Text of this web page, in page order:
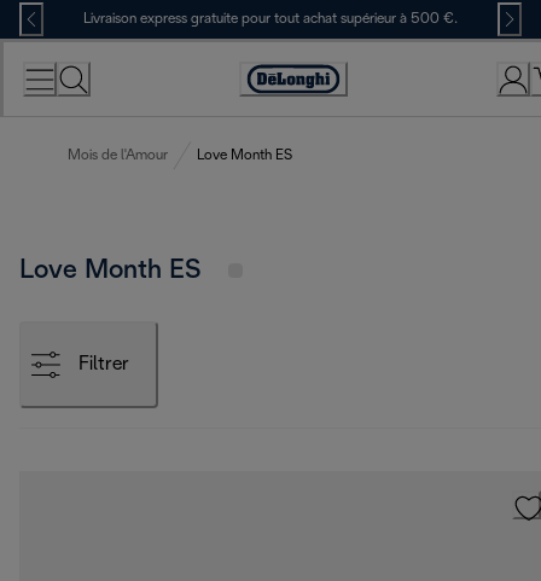
Skip
to
Content
Livraison express gratuite pour tout achat supérieur à 500 €.
Déclaration
Mois de l'Amour Love Month ES
Love Month ES
Filtrer